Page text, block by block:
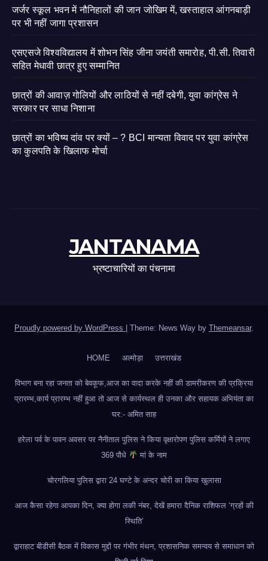
जर्जर स्कूल भवन में नौनिहालों की जान जोखिम में, खस्ताहाल आंगनबाड़ी
पर भी नहीं जागा प्रशासन
एसएसजे विश्वविद्यालय में शोभन सिंह जीना जयंती समारोह, पी.सी. तिवारी
सहित मेधावी छात्र हुए सम्मानित
छात्रों की आवाज़ गोलियों और लाठियों से नहीं दबेगी, युवा कांग्रेस ने
सरकार पर साधा निशाना
छात्रों का भविष्य दांव पर क्यों – ? BCI मान्यता विवाद पर युवा कांग्रेस
का कुलपति के खिलाफ मोर्चा
JANTANAMA
भ्रष्टाचारियों का पंचनामा
Proudly powered by WordPress Theme: News Way by Themeansar.
HOME अल्मोड़ा उत्तराखंड
विभाग बना रहा जनता को बेवकूफ,आज का वादा करके नहीं की डामरीकरण की प्रक्रिया
प्रारम्भ,कार्य प्रारम्भ नहीं हुआ तो आज से कार्यस्थल ही उनका और सहायक अभियंता का
घर:- अमित साह
हरेला पर्व के पावन अवसर पर नैनीताल पुलिस ने किया वृक्षारोपण पुलिस कर्मियों ने लगाए
369 पौधे
मां के नाम
चोरगलिया पुलिस द्वारा 24 घण्टे के अन्दर चोरी का किया खुलासा
आज कैसा रहेगा आपका दिन, क्या होगा लकी नंबर, देखें हमारा दैनिक राशिफल ‘ग्रहों की
स्थिति’
द्वाराहाट बीडीसी बैठक में विकास मुद्दों पर गंभीर मंथन, प्रशासनिक समन्वय से समाधान को